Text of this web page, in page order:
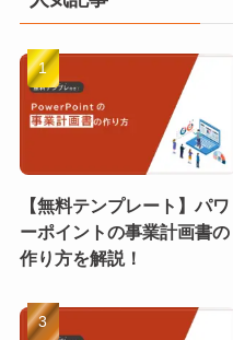
【無料テンプレート】パワ
ーポイントの事業計画書の
作り方を解説！